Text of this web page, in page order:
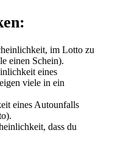
im Lotto zu
einen Schein).
eines
viele in ein
eines Autounfalls
dass du